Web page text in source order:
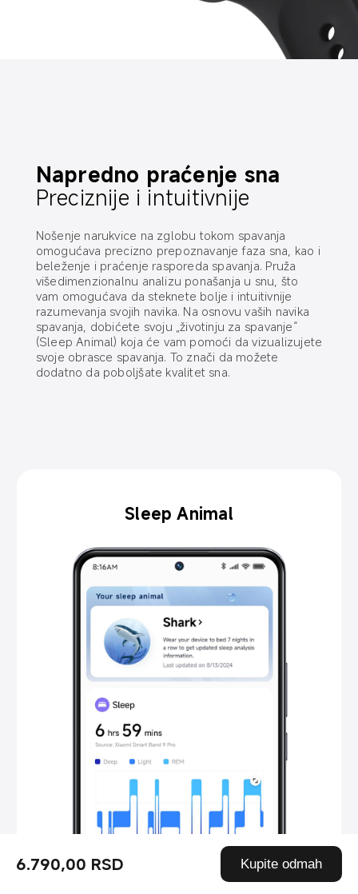
6.790,00 RSD Kupite odmah
Napredno praćenje sna
Preciznije i intuitivnije
Nošenje narukvice na zglobu tokom spavanja
omogućava precizno prepoznavanje faza sna, kao i
beleženje i praćenje rasporeda spavanja. Pruža
višedimenzionalnu analizu ponašanja u snu, što
vam omogućava da steknete bolje i intuitivnije
razumevanja svojih navika. Na osnovu vaših navika
spavanja, dobićete svoju „životinju za spavanje“
(Sleep Animal) koja će vam pomoći da vizualizujete
svoje obrasce spavanja. To znači da možete
dodatno da poboljšate kvalitet sna.
Analiza sna